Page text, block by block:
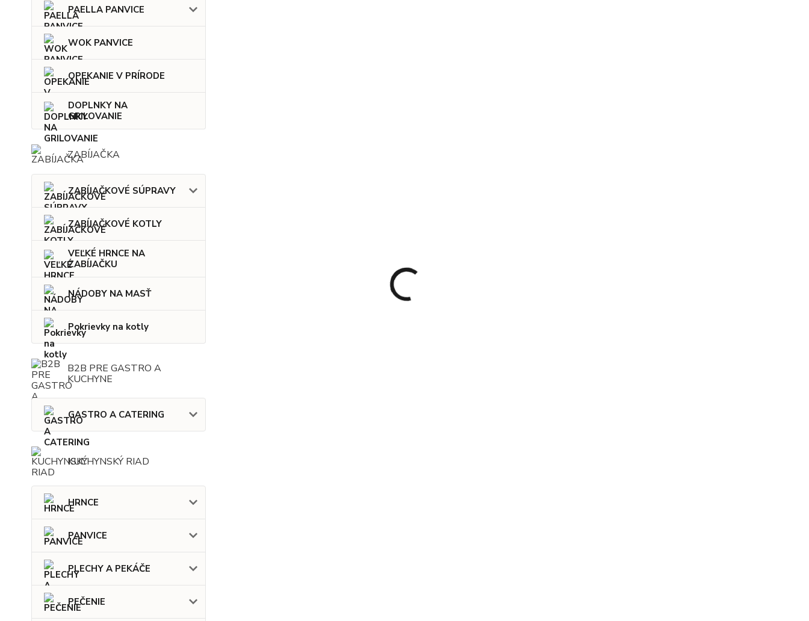
PAELLA PANVICE
WOK PANVICE
OPEKANIE V PRÍRODE
DOPLNKY NA
GRILOVANIE
ZABÍJAČKA
ZABÍJAČKOVÉ SÚPRAVY
ZABÍJAČKOVÉ KOTLY
VEĽKÉ HRNCE NA
ZABÍJAČKU
NÁDOBY NA MASŤ
Pokrievky na kotly
B2B PRE GASTRO A
KUCHYNE
GASTRO A CATERING
KUCHYNSKÝ RIAD
HRNCE
PANVICE
PLECHY A PEKÁČE
PEČENIE